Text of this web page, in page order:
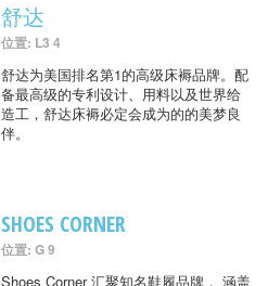
舒达
位置: L3 4
舒达为美国排名第1的高级床褥品牌。配
备最高级的专利设计、用料以及世界给
造工，舒达床褥必定会成为的的美梦良
伴。
SHOES CORNER
位置: G 9
Shoes Corner 汇聚知名鞋履品牌， 涵盖